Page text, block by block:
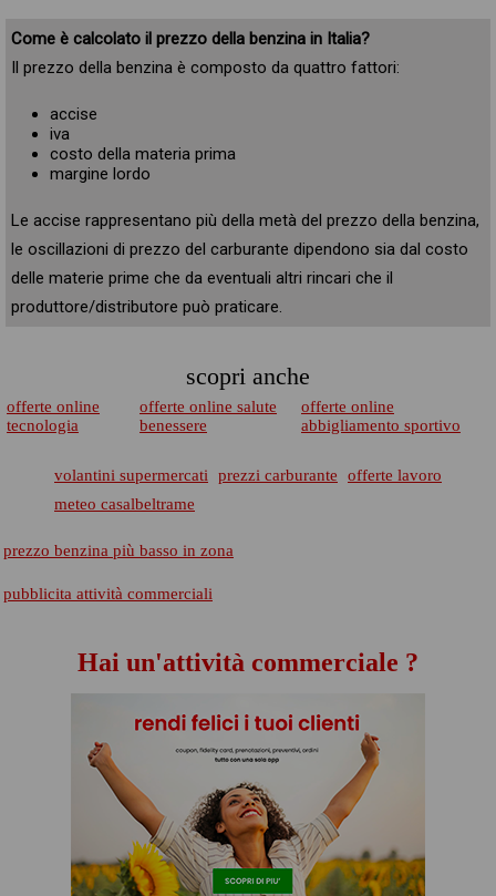
Come è calcolato il prezzo della benzina in Italia?
Il prezzo della benzina è composto da quattro fattori:
accise
iva
costo della materia prima
margine lordo
Le accise rappresentano più della metà del prezzo della benzina,
le oscillazioni di prezzo del carburante dipendono sia dal costo
delle materie prime che da eventuali altri rincari che il
produttore/distributore può praticare.
scopri anche
offerte online
tecnologia
offerte online salute
benessere
offerte online
abbigliamento sportivo
volantini supermercati prezzi carburante
offerte lavoro
meteo casalbeltrame
prezzo benzina più basso in zona
pubblicita attività commerciali
Hai un'attività commerciale ?